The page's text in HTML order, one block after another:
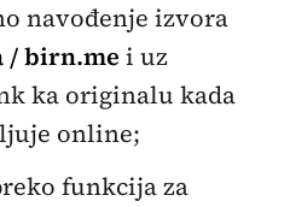
navođenje izvora
/ birn.me i uz
ka originalu kada
online;
funkcija za